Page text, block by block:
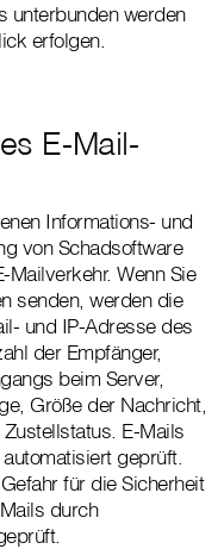
unterbunden werden
erfolgen.
E-Mail-
Informations- und
von Schadsoftware
Wenn Sie
senden, werden die
und IP-Adresse des
der Empfänger,
beim Server,
Größe der Nachricht,
E-Mails
geprüft.
für die Sicherheit
durch